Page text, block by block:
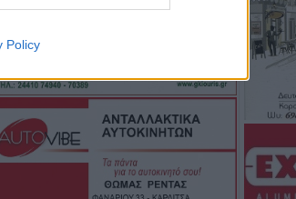
Policy 2026, 11:15
πόδια ύψος στον αέρα – 14
τραυματίες (+Βίντεο)
Αυγούστου 2026, 10:50
Σάββατο 8 Αυγούστου το
40ήμερο μνημόσυνο του